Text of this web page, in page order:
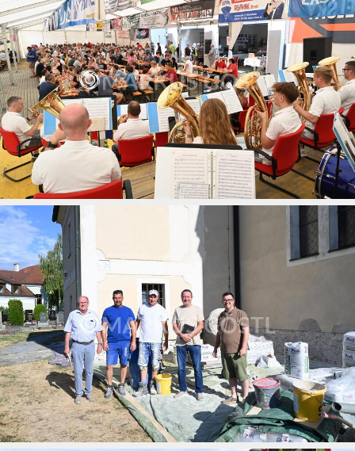
Musikkapelle Gnadendorf beim Feuerwehrheurigen
Olgersdorf